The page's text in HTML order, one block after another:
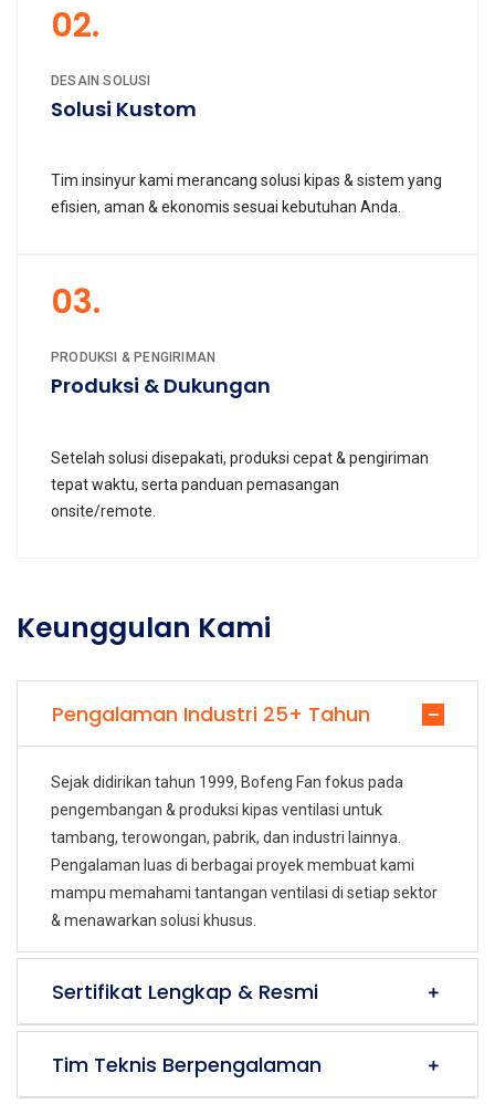
02.
DESAIN SOLUSI
Solusi Kustom
Tim insinyur kami merancang solusi kipas & sistem yang
efisien, aman & ekonomis sesuai kebutuhan Anda.
03.
PRODUKSI & PENGIRIMAN
Produksi & Dukungan
Setelah solusi disepakati, produksi cepat & pengiriman
tepat waktu, serta panduan pemasangan
onsite/remote.
Keunggulan Kami
Pengalaman Industri 25+ Tahun
Sejak didirikan tahun 1999, Bofeng Fan fokus pada
pengembangan & produksi kipas ventilasi untuk
tambang, terowongan, pabrik, dan industri lainnya.
Pengalaman luas di berbagai proyek membuat kami
mampu memahami tantangan ventilasi di setiap sektor
& menawarkan solusi khusus.
Sertifikat Lengkap & Resmi
Tim Teknis Berpengalaman